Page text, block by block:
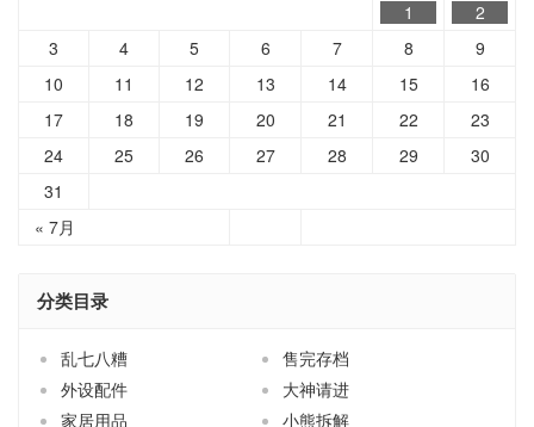
« 7月
1
2
3
4 5 6 7 8
9
10
11 12 13 14 15
16
17
18 19 20 21 22
23
24
25 26 27 28 29
30
31
分类目录
乱七八糟
售完存档
外设配件
大神请进
家居用品
小熊拆解